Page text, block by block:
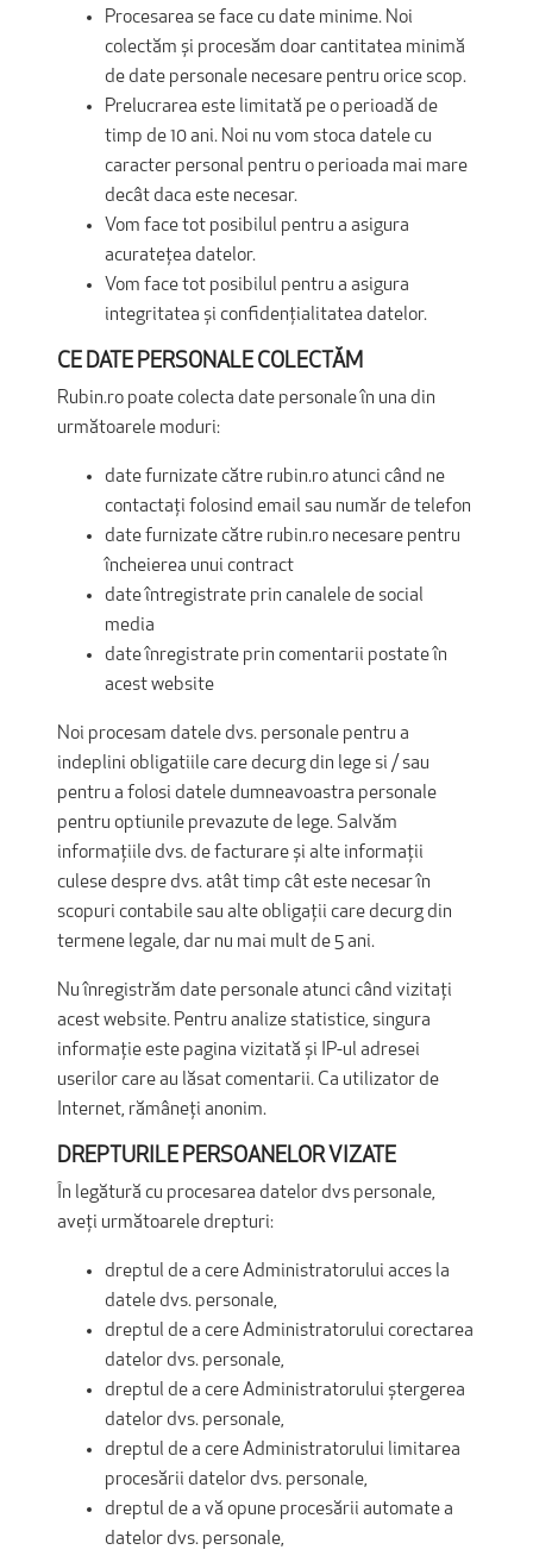
Procesarea se face cu date minime. Noi
colectăm și procesăm doar cantitatea minimă
de date personale necesare pentru orice scop.
Prelucrarea este limitată pe o perioadă de
timp de 10 ani. Noi nu vom stoca datele cu
caracter personal pentru o perioada mai mare
decât daca este necesar.
Vom face tot posibilul pentru a asigura
acurateţea datelor.
Vom face tot posibilul pentru a asigura
integritatea și confidențialitatea datelor.
CE DATE PERSONALE COLECTĂM
Rubin.ro poate colecta date personale în una din
următoarele moduri:
date furnizate către rubin.ro atunci când ne
contactați folosind email sau număr de telefon
date furnizate către rubin.ro necesare pentru
încheierea unui contract
date întregistrate prin canalele de social
media
date înregistrate prin comentarii postate în
acest website
Noi procesam datele dvs. personale pentru a
indeplini obligatiile care decurg din lege si / sau
pentru a folosi datele dumneavoastra personale
pentru optiunile prevazute de lege. Salvăm
informațiile dvs. de facturare și alte informații
culese despre dvs. atât timp cât este necesar în
scopuri contabile sau alte obligații care decurg din
termene legale, dar nu mai mult de 5 ani.
Nu înregistrăm date personale atunci când vizitați
acest website. Pentru analize statistice, singura
informație este pagina vizitată și IP-ul adresei
userilor care au lăsat comentarii. Ca utilizator de
Internet, rămâneți anonim.
DREPTURILE PERSOANELOR VIZATE
În legătură cu procesarea datelor dvs personale,
aveți următoarele drepturi:
dreptul de a cere Administratorului acces la
datele dvs. personale,
dreptul de a cere Administratorului corectarea
datelor dvs. personale,
dreptul de a cere Administratorului ștergerea
datelor dvs. personale,
dreptul de a cere Administratorului limitarea
procesării datelor dvs. personale,
dreptul de a vă opune procesării automate a
datelor dvs. personale,